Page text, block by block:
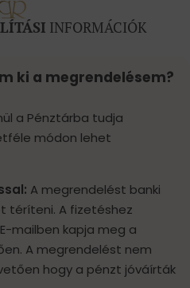
INFORMÁCIÓK
ki a megrendelésem?
a Pénztárba tudja
módon lehet
A megrendelést banki
téríteni. A fizetéshez
mailben kapja meg a
A megrendelést nem
hogy a pénzt jóváírták